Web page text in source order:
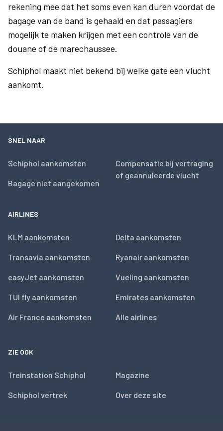
rekening mee dat het soms even kan duren voordat de
bagage van de band is gehaald en dat passagiers
mogelijk te maken krijgen met een controle van de
douane of de marechaussee.
Schiphol maakt niet bekend bij welke gate een vlucht
aankomt.
SNEL NAAR
Schiphol aankomsten
Bagage niet aangekomen
Compensatie bij vertraging
of geannuleerde vlucht
AIRLINES
KLM aankomsten
Transavia aankomsten
easyJet aankomsten
TUI fly aankomsten
Air France aankomsten
Delta aankomsten
Ryanair aankomsten
Vueling aankomsten
Emirates aankomsten
Alle airlines
ZIE OOK
Treinstation Schiphol
Schiphol vertrek
Magazine
Over deze site